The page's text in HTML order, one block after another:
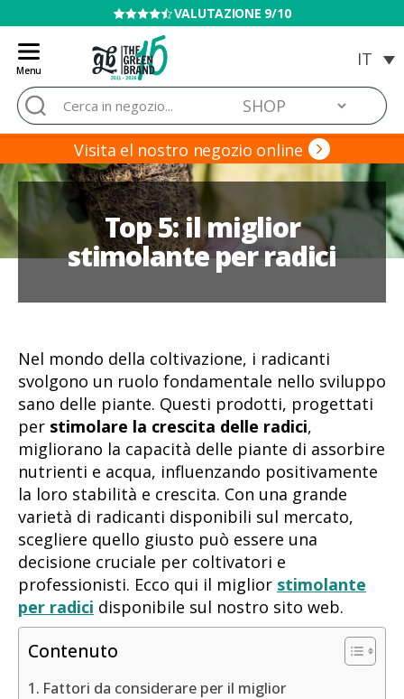
VENDITA VIETATA AI MINORI
Menu
Blog
de
Grow
Barato
Cerca:
Visita el nostro negozio online
Top 5: il miglior
stimolante per radici
Nel mondo della coltivazione, i radicanti
svolgono un ruolo fondamentale nello sviluppo
sano delle piante. Questi prodotti, progettati
per stimolare la crescita delle radici,
migliorano la capacità delle piante di assorbire
nutrienti e acqua, influenzando positivamente
la loro stabilità e crescita. Con una grande
varietà di radicanti disponibili sul mercato,
scegliere quello giusto può essere una
decisione cruciale per coltivatori e
professionisti. Ecco qui il miglior stimolante
per radici disponibile sul nostro sito web.
Contenuto
Fattori da considerare per il miglior